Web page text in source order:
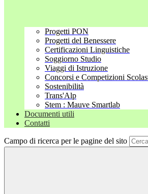
Progetti PON
Progetti del Benessere
Certificazioni Linguistiche
Soggiorno Studio
Viaggi di Istruzione
Concorsi e Competizioni
Sostenibilità
Trans'Alp
Stem : Mauve Smartlab
Documenti utili
Contatti
Campo di ricerca per le pagine del sito